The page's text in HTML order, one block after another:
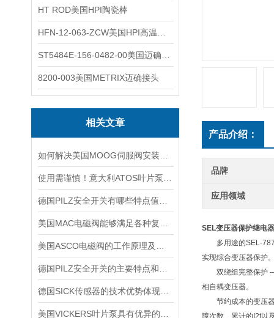
HT ROD美国HPI陶瓷棒
8200-003美国METRIX迈确接头
相关文章
产品介绍：
品牌
应用领域
SEL变压器保护继电器
多用途的SEL-787
实现综合变压器保护
双绕组完整保护 —
相自耦变压器。
节约成本的变压器
障次数、累计的I2t以